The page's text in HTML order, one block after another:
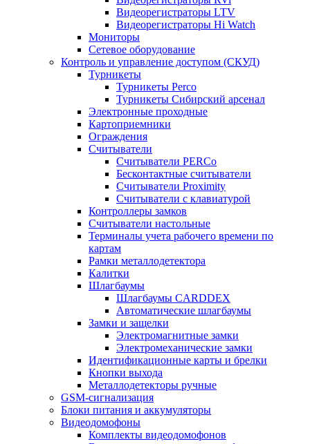
Видеорегистраторы LTV
Видеорегистраторы Hi Watch
Мониторы
Сетевое оборудование
Контроль и управление доступом (СКУД)
Турникеты
Турникеты Perco
Турникеты Сибирский арсенал
Электронные проходные
Картоприемники
Ограждения
Считыватели
Считыватели PERCo
Бесконтактные считыватели
Считыватели Proximity
Считыватели с клавиатурой
Контроллеры замков
Считыватели настольные
Терминалы учета рабочего времени по
картам
Рамки металлодетектора
Калитки
Шлагбаумы
Шлагбаумы CARDDEX
Автоматические шлагбаумы
Замки и защелки
Электромагнитные замки
Электромеханические замки
Идентификационные карты и брелки
Кнопки выхода
Металлодетекторы ручные
GSM-сигнализация
Блоки питания и аккумуляторы
Видеодомофоны
Комплекты видеодомофонов